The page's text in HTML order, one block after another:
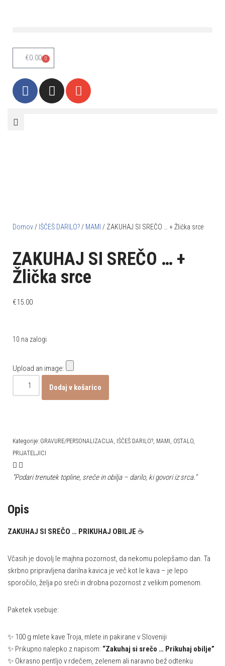
vsebino
€0.00 0
Domov / IŠČEŠ DARILO? / MAMI / ZAKUHAJ SI SREČO … + Žlička srce
ZAKUHAJ SI SREČO … +
Žlička srce
€15.00
10 na zalogi
Upload an image:
Dodaj v košarico
Kategorije: GRAVURE/PERSONALIZACIJA, IŠČEŠ DARILO?, MAMI , OSTALO,
PRIJATELJICI
“Podari trenutek topline, sreče in obilja – darilo, ki govori iz srca.”
Opis
ZAKUHAJ SI SREČO … PRIKUHAJ OBILJE ☕
Včasih je dovolj le majhna pozornost, da nekomu polepšamo dan. Ta
skrbno pripravljena darilna kavica je več kot le kava – je lepo
sporočilo, želja po sreči in drobna pozornost z velikim pomenom.
Paketek vsebuje:
✨ 100 g mlete kave Troja, mlete in pakirane v Sloveniji
✨ Prikupno nalepko z napisom: “Zakuhaj si srečo … Prikuhaj obilje”
✨ Okrasno pentljo v rdečem, zelenem ali naravno bež odtenku